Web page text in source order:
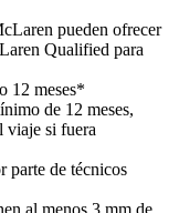
pueden ofrecer
Qualified para
12 meses*
de 12 meses,
viaje si fuera
parte de técnicos
al menos 3 mm de